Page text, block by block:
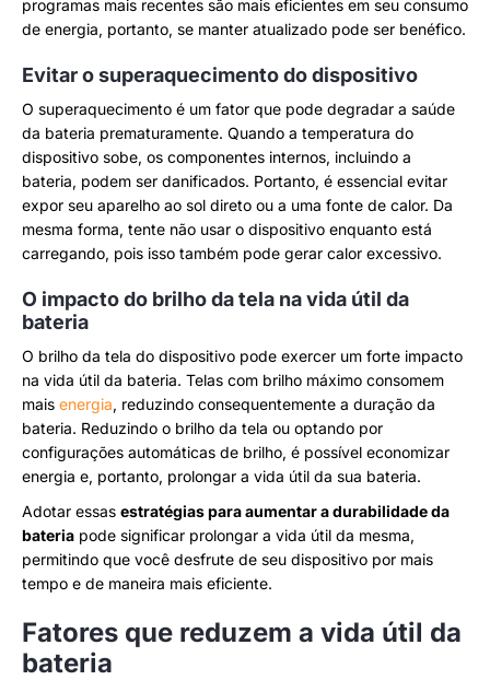
programas mais recentes são mais eficientes em seu consumo
de energia, portanto, se manter atualizado pode ser benéfico.
Evitar o superaquecimento do dispositivo
O superaquecimento é um fator que pode degradar a saúde
da bateria prematuramente. Quando a temperatura do
dispositivo sobe, os componentes internos, incluindo a
bateria, podem ser danificados. Portanto, é essencial evitar
expor seu aparelho ao sol direto ou a uma fonte de calor. Da
mesma forma, tente não usar o dispositivo enquanto está
carregando, pois isso também pode gerar calor excessivo.
O impacto do brilho da tela na vida útil da
bateria
O brilho da tela do dispositivo pode exercer um forte impacto
na vida útil da bateria. Telas com brilho máximo consomem
mais energia, reduzindo consequentemente a duração da
bateria. Reduzindo o brilho da tela ou optando por
configurações automáticas de brilho, é possível economizar
energia e, portanto, prolongar a vida útil da sua bateria.
Adotar essas estratégias para aumentar a durabilidade da
bateria pode significar prolongar a vida útil da mesma,
permitindo que você desfrute de seu dispositivo por mais
tempo e de maneira mais eficiente.
Fatores que reduzem a vida útil da
bateria